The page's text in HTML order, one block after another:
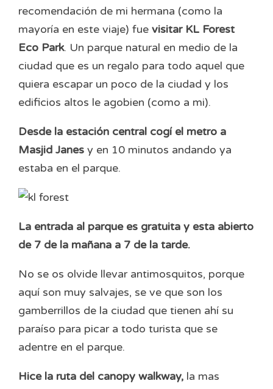
recomendación de mi hermana (como la
mayoría en este viaje) fue visitar KL Forest
Eco Park. Un parque natural en medio de la
ciudad que es un regalo para todo aquel que
quiera escapar un poco de la ciudad y los
edificios altos le agobien (como a mi).
Desde la estación central cogí el metro a
Masjid Janes y en 10 minutos andando ya
estaba en el parque.
La entrada al parque es gratuita y esta abierto
de 7 de la mañana a 7 de la tarde.
No se os olvide llevar antimosquitos, porque
aquí son muy salvajes, se ve que son los
gamberrillos de la ciudad que tienen ahí su
paraíso para picar a todo turista que se
adentre en el parque.
Hice la ruta del canopy walkway, la mas